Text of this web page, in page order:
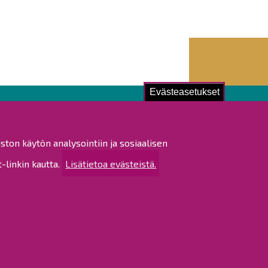
Evästeasetukset
käytön analysointiin ja sosiaalisen
linkin kautta.
Lisätietoa evästeistä.
ja pöytäkirjat